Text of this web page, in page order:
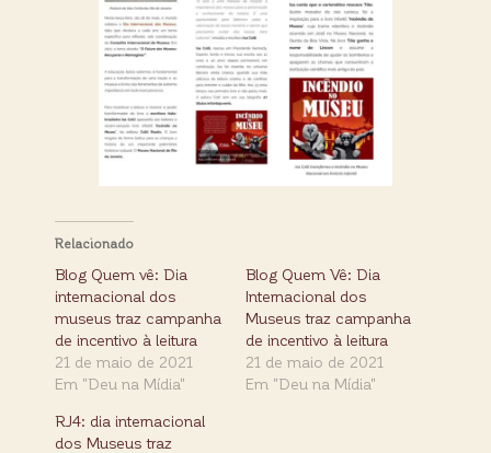
Relacionado
Blog Quem vê: Dia
internacional dos
museus traz campanha
de incentivo à leitura
21 de maio de 2021
Em "Deu na Mídia"
Blog Quem Vê: Dia
Internacional dos
Museus traz campanha
de incentivo à leitura
21 de maio de 2021
Em "Deu na Mídia"
RJ4: dia internacional
dos Museus traz